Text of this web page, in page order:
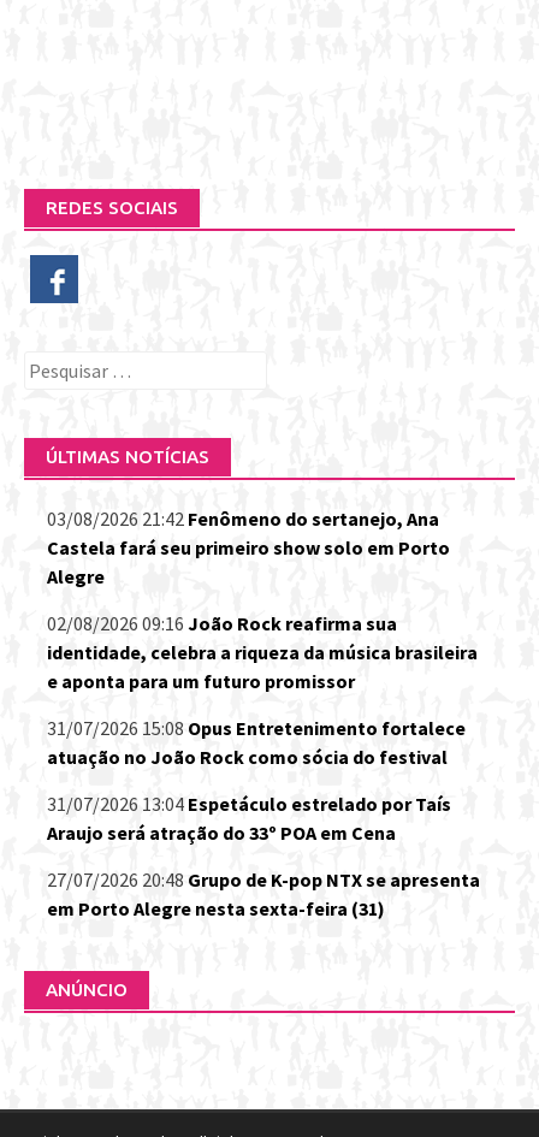
REDES SOCIAIS
Pesquisar
ÚLTIMAS NOTÍCIAS
03/08/2026 21:42 Fenômeno do sertanejo, Ana
Castela fará seu primeiro show solo em Porto
Alegre
02/08/2026 09:16 João Rock reafirma sua
identidade, celebra a riqueza da música brasileira
e aponta para um futuro promissor
31/07/2026 15:08 Opus Entretenimento fortalece
atuação no João Rock como sócia do festival
31/07/2026 13:04 Espetáculo estrelado por Taís
Araujo será atração do 33º POA em Cena
27/07/2026 20:48 Grupo de K-pop NTX se apresenta
em Porto Alegre nesta sexta-feira (31)
ANÚNCIO